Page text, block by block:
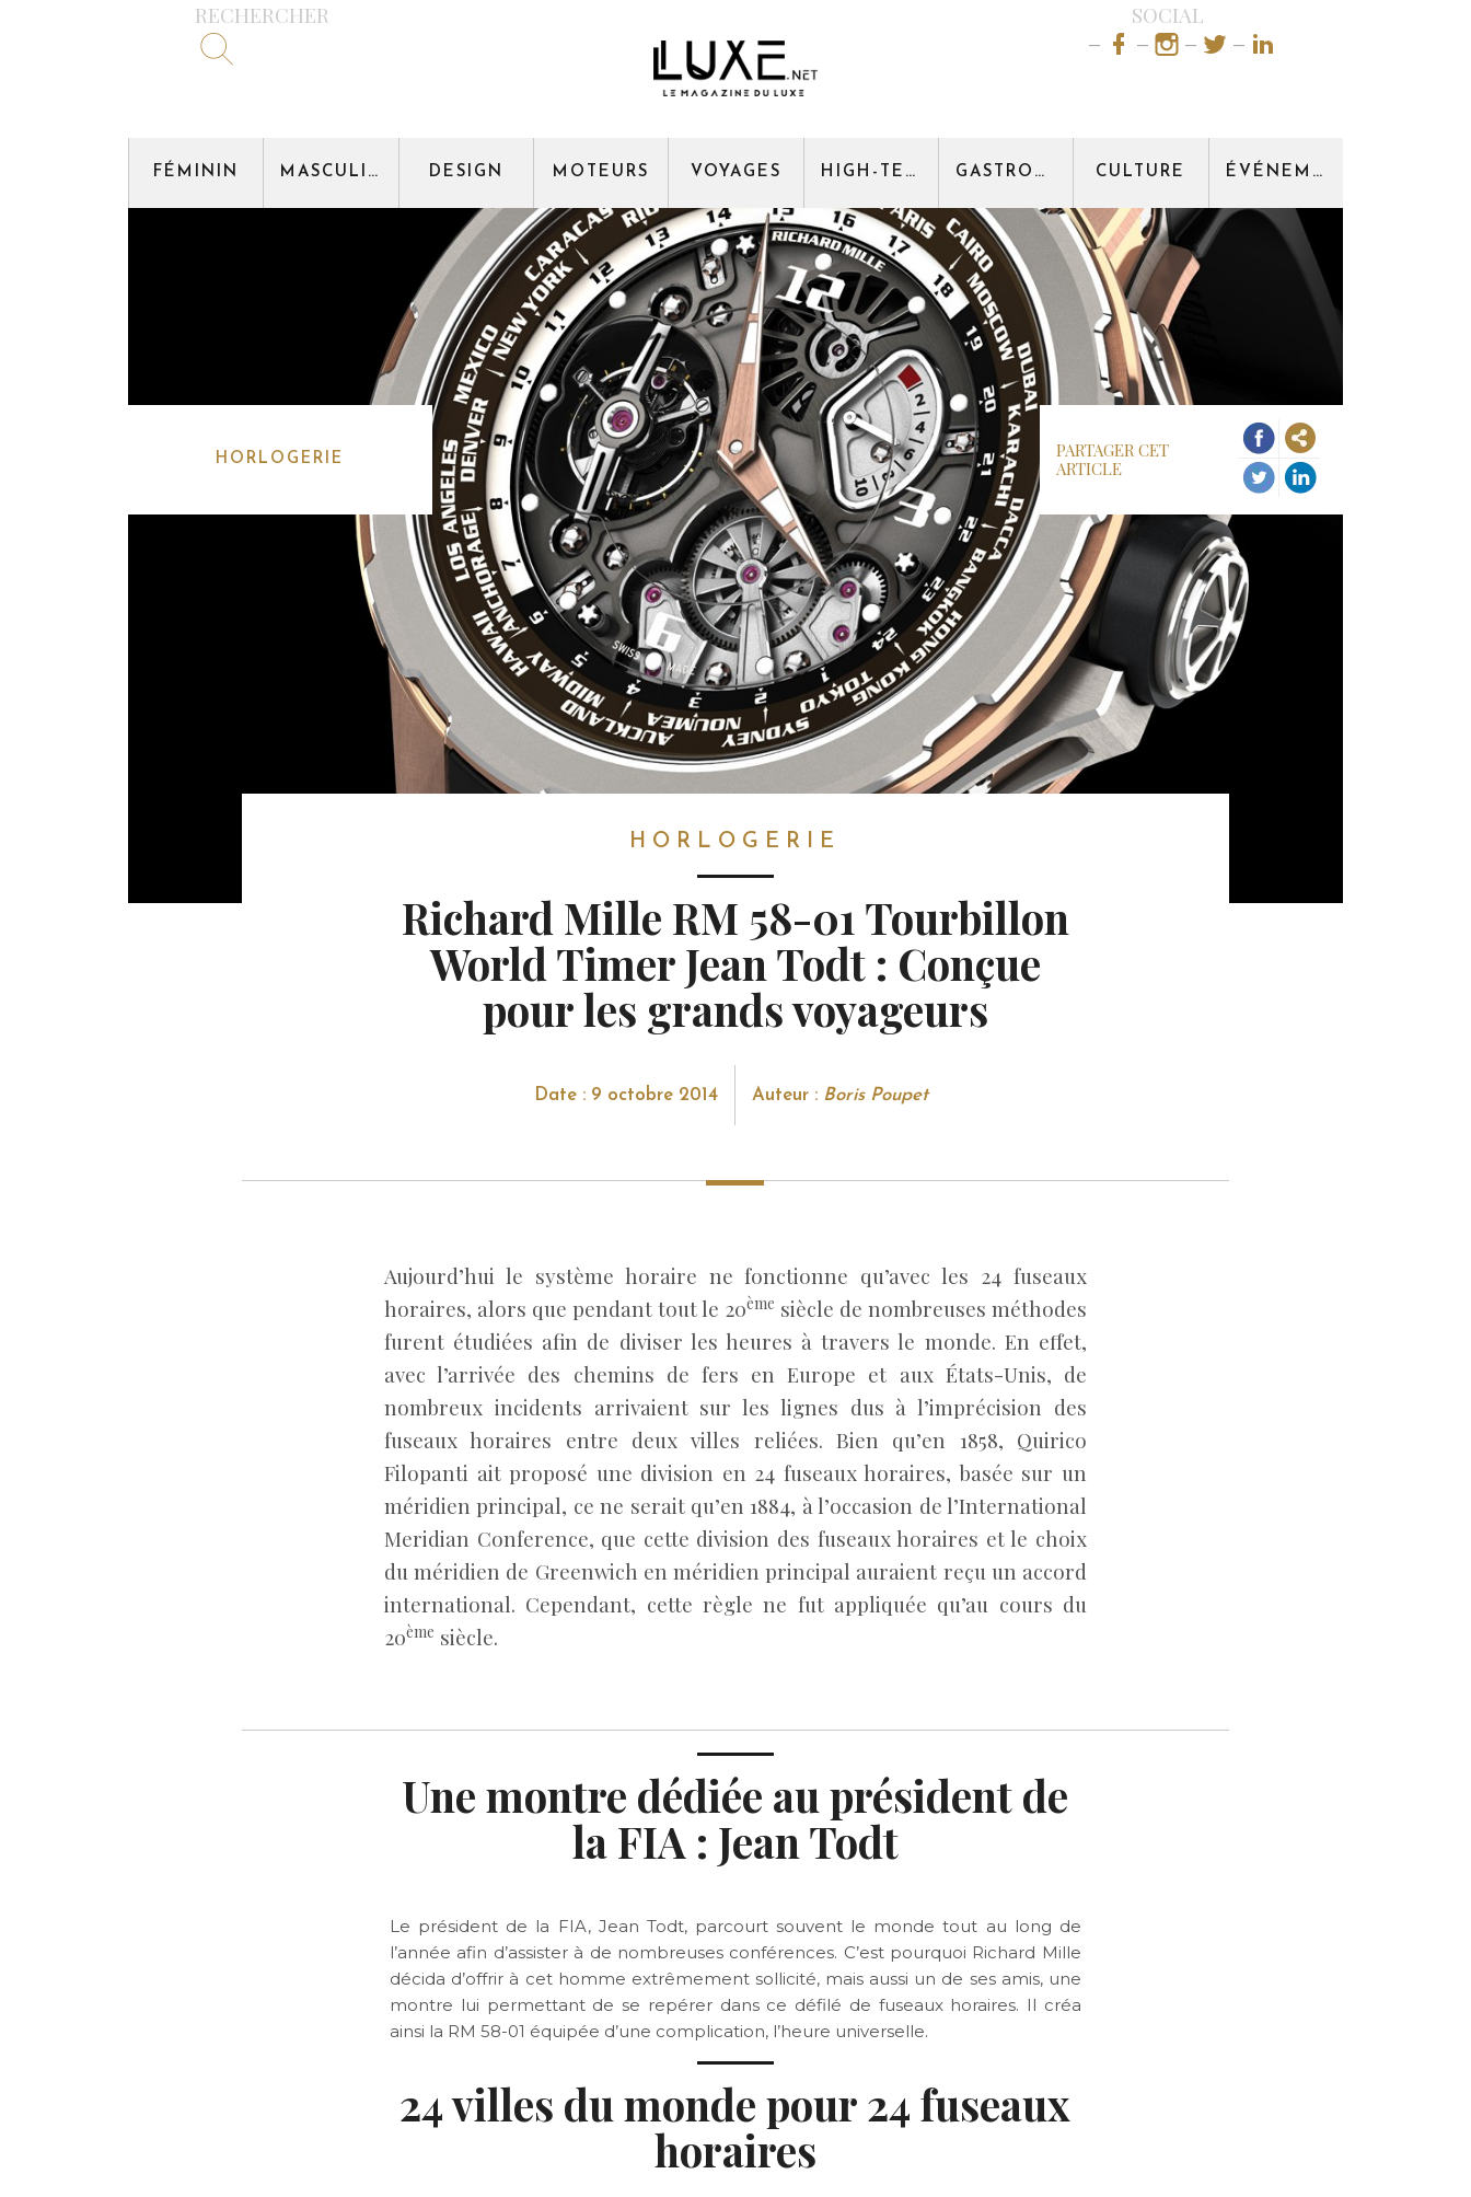
RECHERCHER SOCIAL
FÉMININ MASCULIN DESIGN MOTEURS VOYAGES HIGH-TECH GASTRONOMIE CULTURE ÉVÉNEMENT
HORLOGERIE
PARTAGER CET
ARTICLE
HORLOGERIE
Richard Mille RM 58-01 Tourbillon
World Timer Jean Todt : Conçue
pour les grands voyageurs
Date : 9 octobre 2014 Auteur : Boris Poupet
Aujourd’hui le système horaire ne fonctionne qu’avec les 24 fuseaux
horaires, alors que pendant tout le 20ème siècle de nombreuses méthodes
furent étudiées afin de diviser les heures à travers le monde. En effet,
avec l’arrivée des chemins de fers en Europe et aux États-Unis, de
nombreux incidents arrivaient sur les lignes dus à l’imprécision des
fuseaux horaires entre deux villes reliées. Bien qu’en 1858, Quirico
Filopanti ait proposé une division en 24 fuseaux horaires, basée sur un
méridien principal, ce ne serait qu’en 1884, à l’occasion de l’International
Meridian Conference, que cette division des fuseaux horaires et le choix
du méridien de Greenwich en méridien principal auraient reçu un accord
international. Cependant, cette règle ne fut appliquée qu’au cours du
20ème siècle.
Une montre dédiée au président de
la FIA : Jean Todt
Le président de la FIA, Jean Todt, parcourt souvent le monde tout au long de
l’année afin d’assister à de nombreuses conférences. C’est pourquoi Richard Mille
décida d’offrir à cet homme extrêmement sollicité, mais aussi un de ses amis, une
montre lui permettant de se repérer dans ce défilé de fuseaux horaires. Il créa
ainsi la RM 58-01 équipée d’une complication, l’heure universelle.
24 villes du monde pour 24 fuseaux
horaires